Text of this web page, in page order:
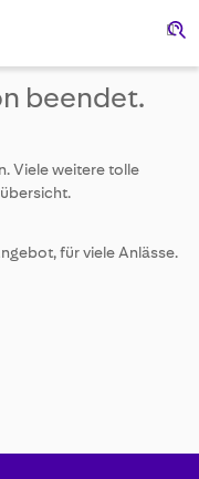
beendet.
Viele weitere tolle
für viele Anlässe.